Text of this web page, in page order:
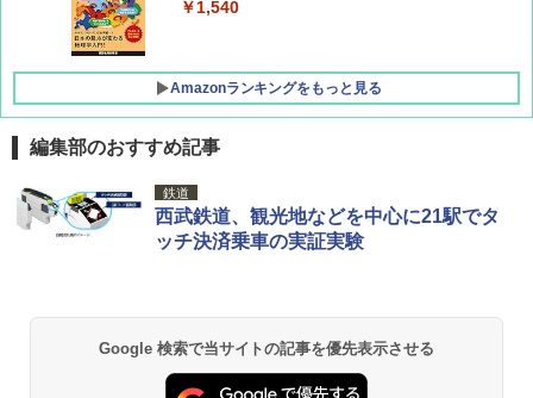
￥1,760
￥1,540
Amazonランキングをもっと見る
[キャンパーズコレクション 山善] ポップアッ
プテント 傘みたいに広げて畳める パッとサ
ッとサンシェード キューブ フルクローズ メ
ッシュ 簡単設置 ワンタッチテント キャンプ
PYKES PEAK (パイクスピーク) 着替えテン
熊撃退スプレー 熊よけスプレー 熊スプレー
【日本企業販売】超強力クマ対策スプレー 30
0ml（連続噴射30秒）110ml（連続噴射15
秒）射程5～10m 安全ロック搭載 携帯収納袋
￥3,680
編集部のおすすめ記事
鉄道
西武鉄道、観光地などを中心に21駅でタ
ッチ決済乗車の実証実験
Google 検索で当サイトの記事を優先表示させる